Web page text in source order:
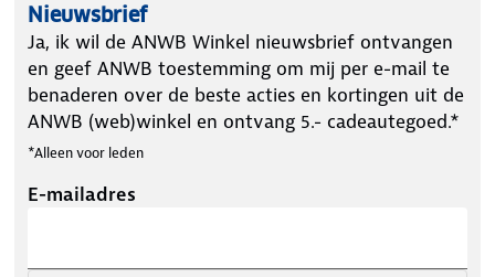
Nieuwsbrief
Ja, ik wil de ANWB Winkel nieuwsbrief ontvangen
en geef ANWB toestemming om mij per e-mail te
benaderen over de beste acties en kortingen uit de
ANWB (web)winkel en ontvang 5.- cadeautegoed.*
*Alleen voor leden
E-mailadres